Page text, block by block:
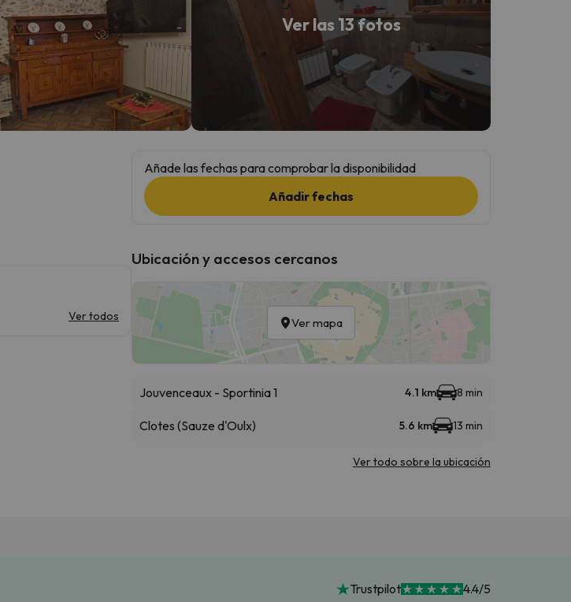
Ver las 13 fotos
Ver todos
Añade las fechas para comprobar la disponibilidad
Añadir fechas
Ubicación y accesos cercanos
Ver mapa
Jouvenceaux - Sportinia 1 4.1 km 8 min
Clotes (Sauze d'Oulx) 5.6 km 13 min
Ver todo sobre la ubicación
Trustpilot 4.4/5